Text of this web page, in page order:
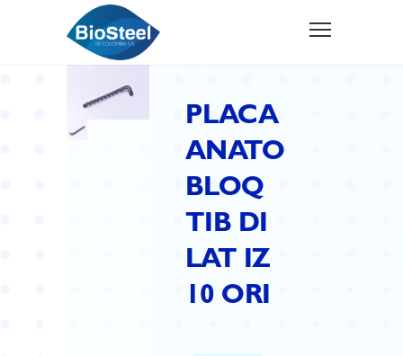
PLACA
ANATO
BLOQ
TIB DI
LAT IZ
10 ORI